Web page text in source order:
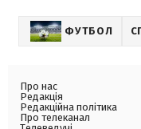
ФУТБОЛ
Про нас
Редакція
Редакційна політика
Про телеканал